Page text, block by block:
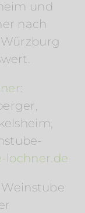
und
nach
:
lochner.de